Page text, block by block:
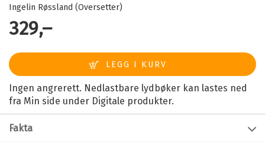
Ingelin Røssland (Oversetter)
329,–
Ingen angrerett. Nedlastbare lydbøker kan lastes ned
fra Min side under Digitale produkter.
Fakta